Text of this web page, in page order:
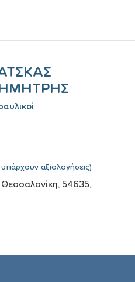
αξιολογήσεις)
54635,